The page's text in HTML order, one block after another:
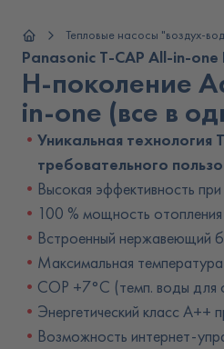
Тепловые насосы "воздух-
Panasonic T-CAP All-in-one
H-поколение
in-one (все в
Уникальная технология
требовательного
Высокая эффективность
100 % мощность
Встроенный нержавеющий
Максимальная
COP +7°C (темп. воды для
Энергетический класс A++
Возможность интернет-